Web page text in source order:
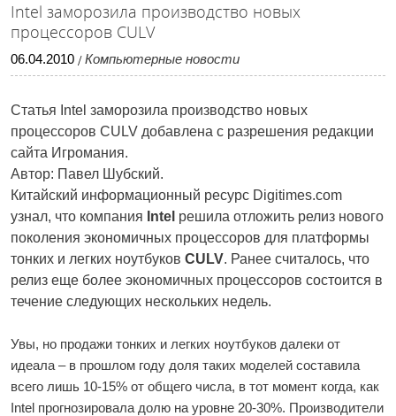
Intel заморозила производство новых
процессоров CULV
06.04.2010 / Компьютерные новости
Статья Intel заморозила производство новых
процессоров CULV добавлена с разрешения редакции
сайта Игромания.
Автор: Павел Шубский.
Китайский информационный ресурс Digitimes.com
узнал, что компания Intel решила отложить релиз нового
поколения экономичных процессоров для платформы
тонких и легких ноутбуков CULV. Ранее считалось, что
релиз еще более экономичных процессоров состоится в
течение следующих нескольких недель.
Увы, но продажи тонких и легких ноутбуков далеки от
идеала – в прошлом году доля таких моделей составила
всего лишь 10-15% от общего числа, в тот момент когда, как
Intel прогнозировала долю на уровне 20-30%. Производители